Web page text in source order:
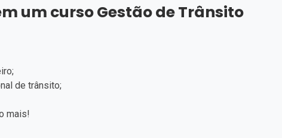
um curso Gestão de Trânsito
de trânsito;
mais!